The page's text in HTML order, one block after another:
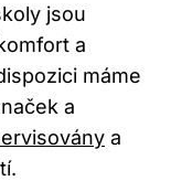
jsou
a
máme
a
a